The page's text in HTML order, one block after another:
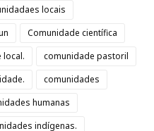
locais
Comunidade científica
local.
comunidade pastoril
comunidades
humanas
indígenas.